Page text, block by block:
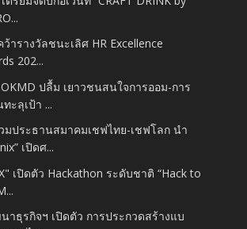
ารางวัลชนะเลิศ HR Excellence
202...
ปลื้ม เยาวชนสนใจการออม-การ
ะลุเป้า ...
มประธานสมาคมเชฟไทย-เชฟโลก นำ
เปิดศ...
เปิดตัว Hackathon ระดับชาติ “Hack to
าธุรกิจฯ เปิดตัว การประกวดสร้างแบ